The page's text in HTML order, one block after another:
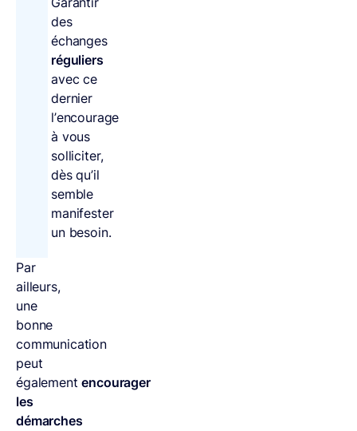
des
échanges
réguliers
avec ce
dernier
l’encourage
à vous
solliciter,
dès qu’il
semble
manifester
un besoin.
Par
ailleurs,
une
bonne
communication
peut
égalementencourager
les
démarches